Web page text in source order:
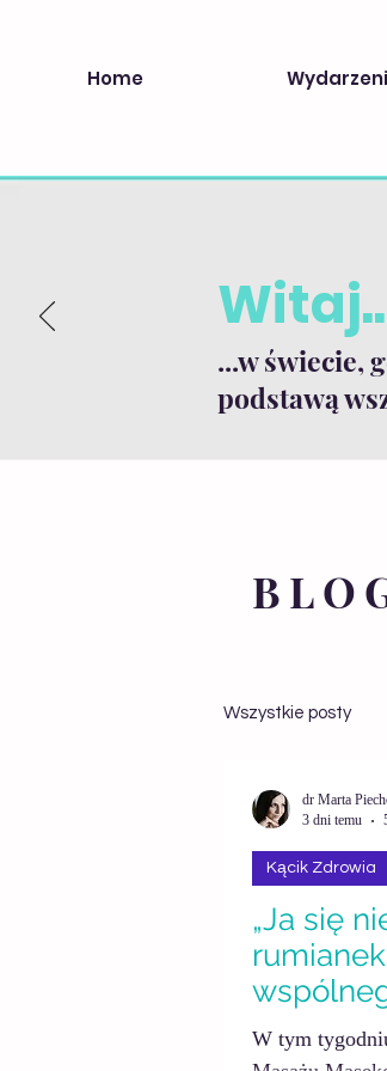
Home
...w świecie,
podstawą
Wszystkie posty
Kącik Zdrowia
Zdrowie
„Ja się
W tym
Kącik Zdrowia
dr Marta
3 dni temu